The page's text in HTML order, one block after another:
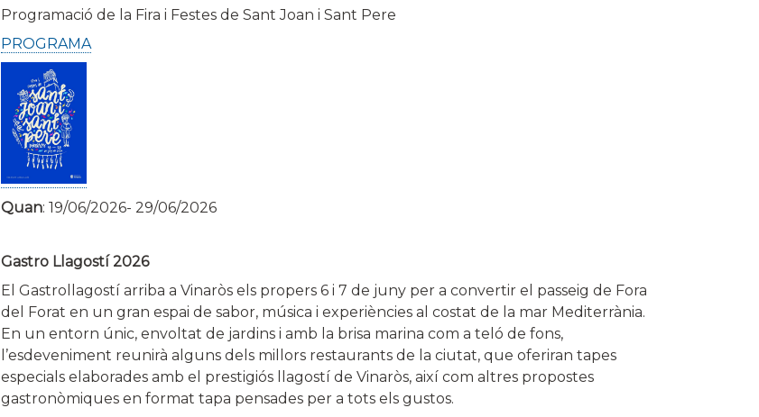
Programació de la Fira i Festes de Sant Joan i Sant Pere
PROGRAMA
Quan: 19/06/2026- 29/06/2026
Gastro Llagostí 2026
El Gastrollagostí arriba a Vinaròs els propers 6 i 7 de juny per a convertir el passeig de Fora
del Forat en un gran espai de sabor, música i experiències al costat de la mar Mediterrània.
En un entorn únic, envoltat de jardins i amb la brisa marina com a teló de fons,
l’esdeveniment reunirà alguns dels millors restaurants de la ciutat, que oferiran tapes
especials elaborades amb el prestigiós llagostí de Vinaròs, així com altres propostes
gastronòmiques en format tapa pensades per a tots els gustos.